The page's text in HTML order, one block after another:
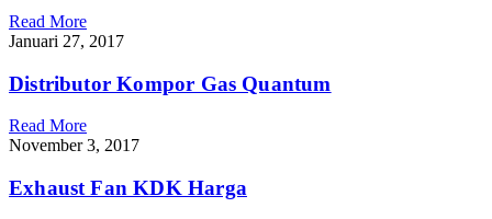
Read More
Januari 27, 2017
Distributor Kompor Gas Quantum
Read More
November 3, 2017
Exhaust Fan KDK Harga